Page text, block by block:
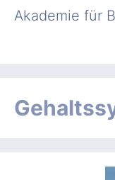
ZumAkademie für